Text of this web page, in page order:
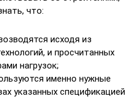
что:
исходя из
и просчитанных
нагрузок;
именно нужные
указанных спецификацией